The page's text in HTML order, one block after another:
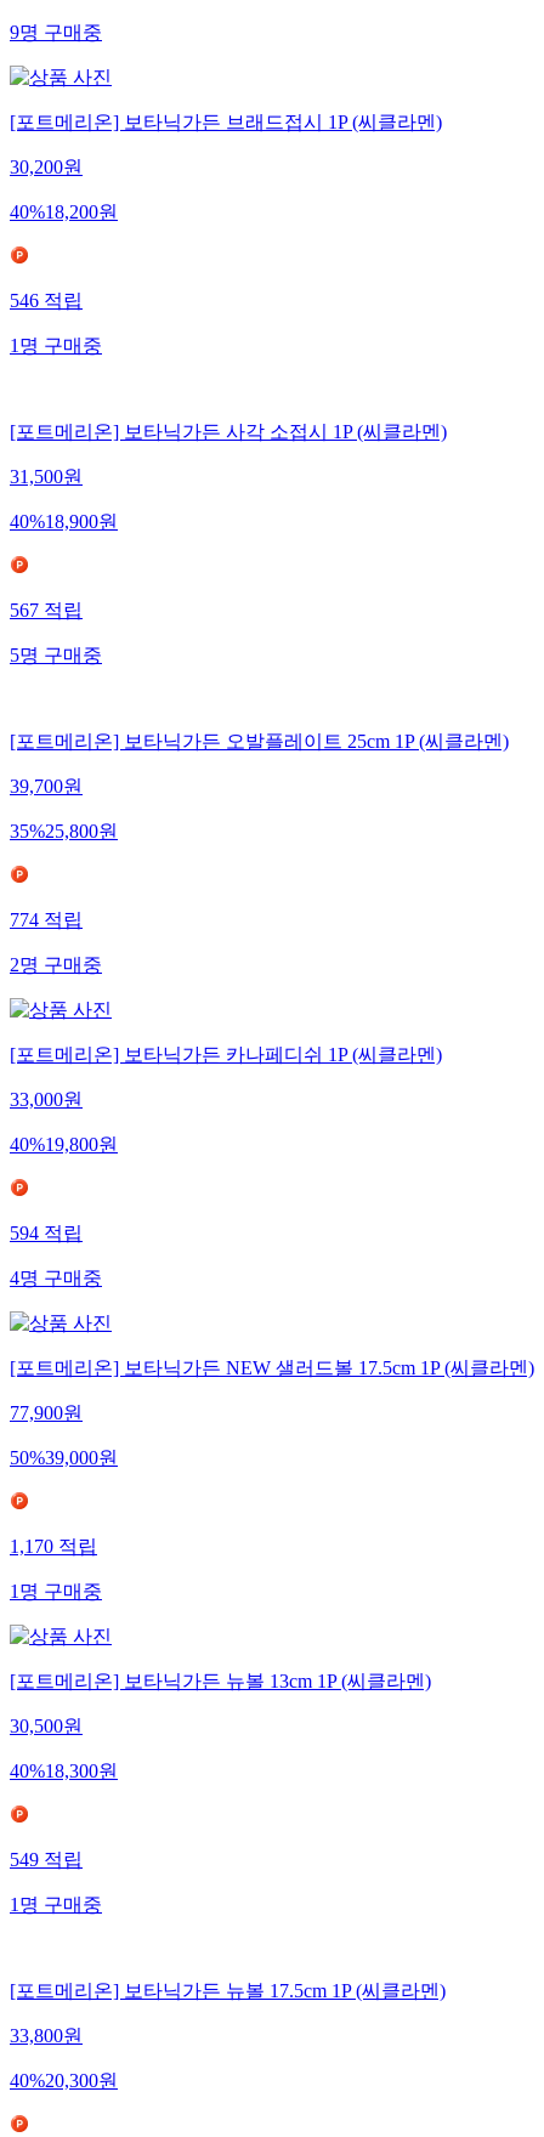
9명 구매중
[포트메리온] 보타닉가든 브래드접시 1P (씨클라멘)
30,200원
40%18,200원
546 적립
1 명 구매중
[포트메리온] 보타닉가든 사각 소접시 1P (씨클라멘)
31,500원
40%18,900원
567 적립
5명 구매중
[포트메리온] 보타닉가든 오발플레이트 25cm 1P (씨클라멘)
39,700원
35%25,800원
774 적립
2명 구매중
[포트메리온] 보타닉가든 카나페디쉬 1P (씨클라멘)
33,000원
40%19,800원
594 적립
4명 구매중
[포트메리온] 보타닉가든 NEW 샐러드볼 17.5cm 1P (씨클라멘)
77,900원
50%39,000원
1,170 적립
1 명 구매중
[포트메리온] 보타닉가든 뉴볼 13cm 1P (씨클라멘)
30,500원
40%18,300원
549 적립
1 명 구매중
[포트메리온] 보타닉가든 뉴볼 17.5cm 1P (씨클라멘)
33,800원
40%20,300원